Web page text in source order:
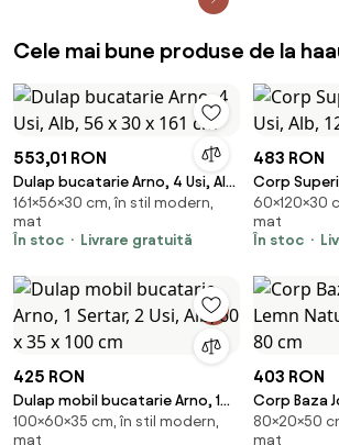
Cele mai bune produse de la
553,01 RON
Dulap bucatarie Arno, 4 Usi, Alb,
56 x 30 x 161 cm
161×56×30 cm, în stil modern,
mat
În stoc
Livrare gratuită
483 RON
Corp
120 x 30 x
60×120×30
mat
În stoc
425 RON
Dulap mobil bucatarie Arno, 1
Sertar, 2 Usi, Alb, 60 x 35 x 100
100×60×35 cm, în stil modern,
mat
403 RON
Corp Baza
Natural/
80×20×50
mat